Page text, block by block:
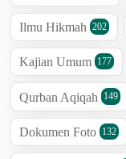
Ilmu Hikmah 202
Kajian Umum 177
Qurban Aqiqah 149
Dokumen Foto 132